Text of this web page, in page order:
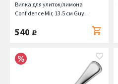
Вилка для улиток/лимона
Confidence Mir, 13.5 см Guy
540 руб.